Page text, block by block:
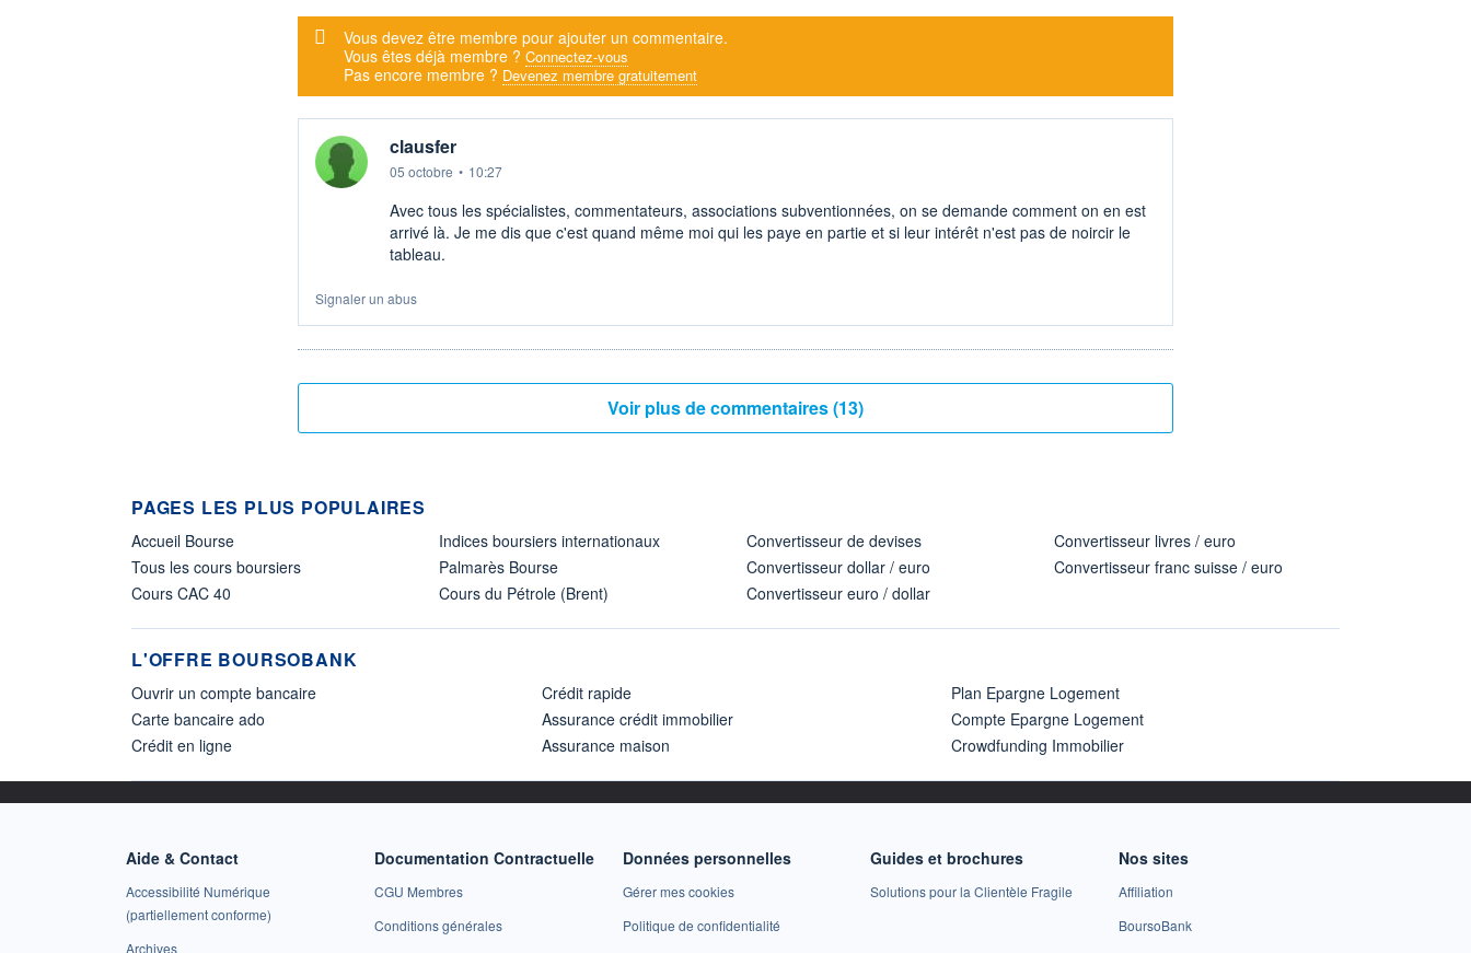
Message d'alerte
Vous devez être membre pour ajouter un commentaire.
Vous êtes déjà membre ? Connectez-vous
Pas encore membre ? Devenez membre gratuitement
clausfer
05 octobre • 10:27
Avec tous les spécialistes, commentateurs, associations subventionnées, on se demande comment on en est
arrivé là. Je me dis que c'est quand même moi qui les paye en partie et si leur intérêt n'est pas de noircir le
tableau.
Signaler un abus
Voir plus de commentaires (13)
PAGES LES PLUS POPULAIRES
Accueil Bourse
Tous les cours boursiers
Cours CAC 40
Indices boursiers internationaux
Palmarès Bourse
Cours du Pétrole (Brent)
Convertisseur de devises
Convertisseur dollar / euro
Convertisseur euro / dollar
Convertisseur livres / euro
Convertisseur franc suisse / euro
L'OFFRE BOURSOBANK
Ouvrir un compte bancaire
Carte bancaire ado
Crédit en ligne
Crédit rapide
Assurance crédit immobilier
Assurance maison
Plan Epargne Logement
Compte Epargne Logement
Crowdfunding Immobilier
Aide & Contact
Accessibilité Numérique
(partiellement conforme)
Archives
Documentation Contractuelle
CGU Membres
Conditions générales
Données personnelles
Gérer mes cookies
Politique de confidentialité
Guides et brochures
Solutions pour la Clientèle Fragile
Nos sites
Affiliation
BoursoBank